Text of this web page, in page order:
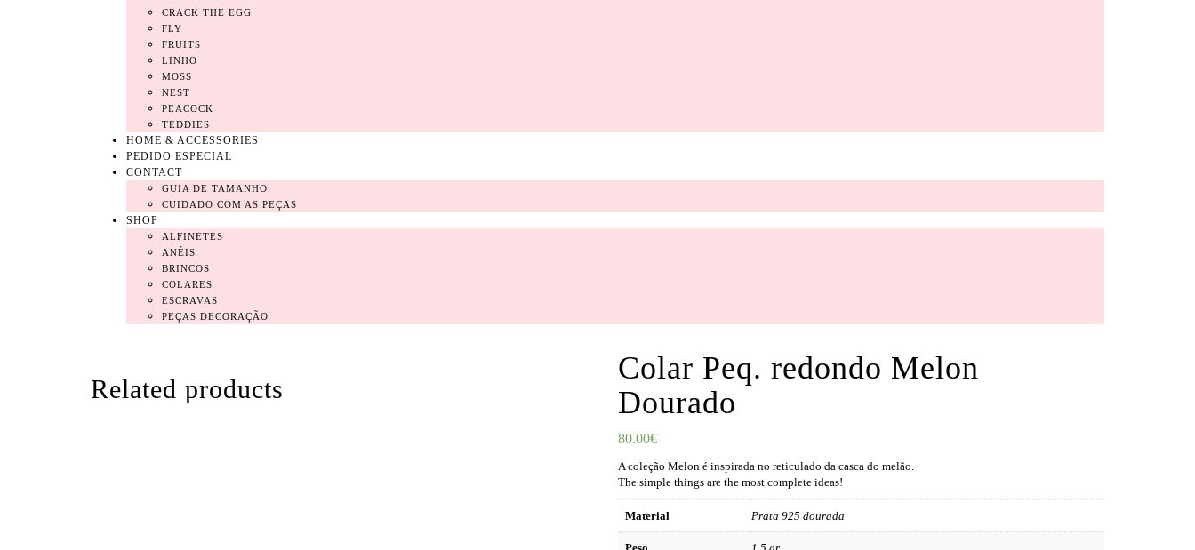
CRACK THE EGG
FLY
FRUITS
LINHO
MOSS
NEST
PEACOCK
TEDDIES
HOME & ACCESSORIES
PEDIDO ESPECIAL
CONTACT
GUIA DE TAMANHO
CUIDADO COM AS PEÇAS
SHOP
ALFINETES
ANÉIS
BRINCOS
COLARES
ESCRAVAS
PEÇAS DECORAÇÃO
Colar Peq. redondo Melon
Dourado
80.00€
A coleção Melon é inspirada no reticulado da casca do melão.
The simple things are the most complete ideas!
Material Prata 925 dourada
Related products